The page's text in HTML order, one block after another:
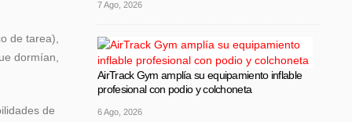
de tarea),
dormían,
de
7 Ago, 2026
AirTrack Gym amplía su equipamiento inflable
profesional con podio y colchoneta
6 Ago, 2026